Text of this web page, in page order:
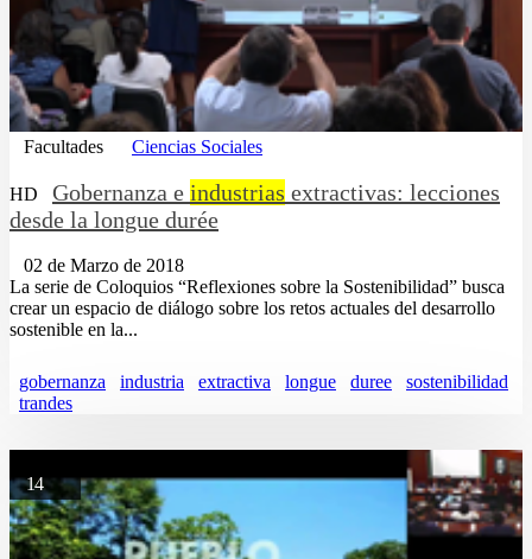
Facultades Ciencias Sociales
HD Gobernanza e industrias extractivas: lecciones
desde la longue durée
02 de Marzo de 2018
La serie de Coloquios “Reflexiones sobre la Sostenibilidad” busca
crear un espacio de diálogo sobre los retos actuales del desarrollo
sostenible en la...
gobernanza industria extractiva longue duree
sostenibilidad
trandes
14